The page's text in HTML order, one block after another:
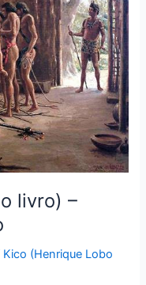
livro) –
Kico (Henrique Lobo